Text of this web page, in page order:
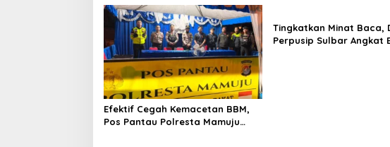
a
v
i
g
a
t
Efektif Cegah Kemacetan BBM,
Pos Pantau Polresta Mamuju
Tingkatkan Minat Baca,
Perpusip Sulbar Angkat